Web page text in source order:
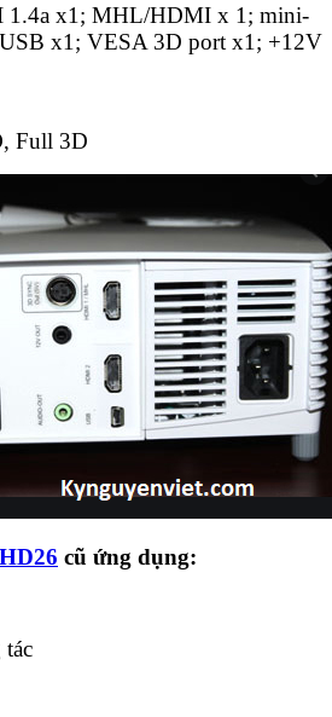
1.4a x1; MHL/HDMI x 1; mini-
x1; VESA 3D port x1; +12V
Full 3D
cũ ứng dụng: